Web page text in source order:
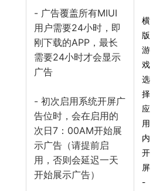
- 广告覆盖所有MIUI
用户需要24小时，即
刚下载的APP，最长
需要24小时才会显示
广告
- 初次启用系统开屏广
告位时，会在启用的
次日7：00AM开始展
示广告（请提前启
用，否则会延迟一天
开始展示广告）
横
版
游
戏
选
择
应
用
内
开
屏
-